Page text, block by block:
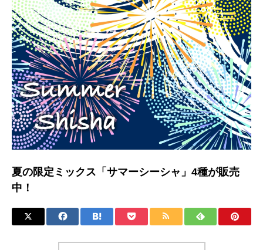
夏の限定ミックス「サマーシーシャ」4種が販売
中！